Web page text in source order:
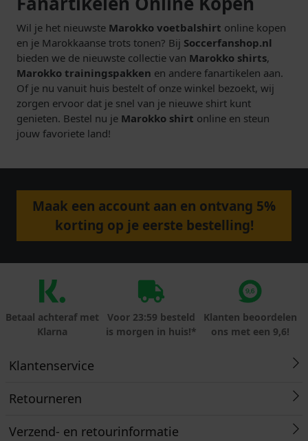
Wil je het nieuwste Marokko voetbalshirt online kopen
en je Marokkaanse trots tonen? Bij Soccerfanshop.nl
bieden we de nieuwste collectie van Marokko shirts,
Marokko trainingspakken en andere fanartikelen aan.
Of je nu vanuit huis bestelt of onze winkel bezoekt, wij
zorgen ervoor dat je snel van je nieuwe shirt kunt
genieten. Bestel nu je Marokko shirt online en steun
jouw favoriete land!
Maak een account aan en ontvang 5%
korting op je eerste bestelling!
Betaal achteraf met
Klarna
Voor 23:59 besteld
is morgen in huis!*
Klanten beoordelen
ons met een 9,6!
Klantenservice
Retourneren
Verzend- en retourinformatie